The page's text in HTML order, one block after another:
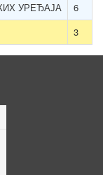
УРЕЂАЈА
6
3